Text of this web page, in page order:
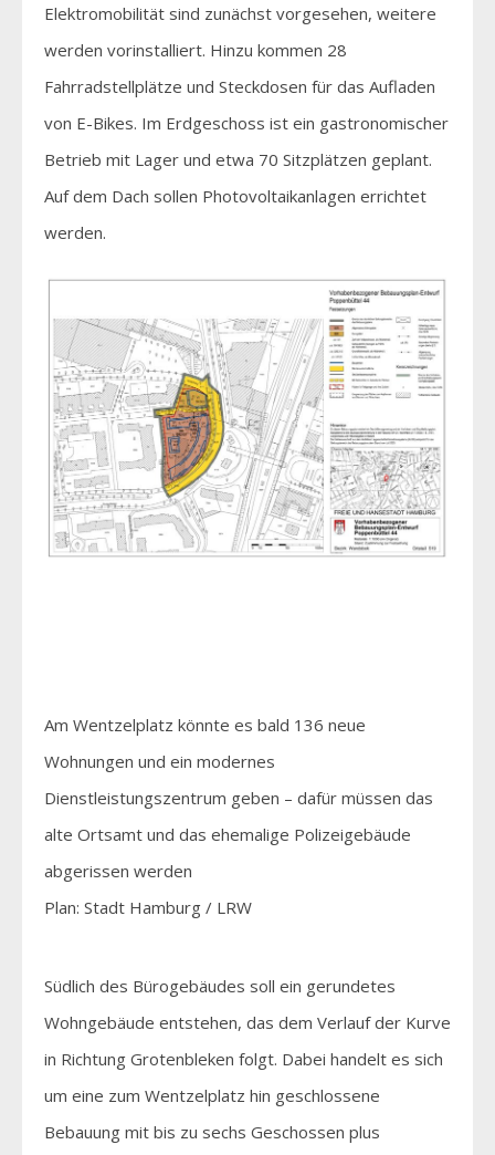
Elektromobilität sind zunächst vorgesehen, weitere
werden vorinstalliert. Hinzu kommen 28
Fahrradstellplätze und Steckdosen für das Aufladen
von E-Bikes. Im Erdgeschoss ist ein gastronomischer
Betrieb mit Lager und etwa 70 Sitzplätzen geplant.
Auf dem Dach sollen Photovoltaikanlagen errichtet
werden.
Am Wentzelplatz könnte es bald 136 neue
Wohnungen und ein modernes
Dienstleistungszentrum geben – dafür müssen das
alte Ortsamt und das ehemalige Polizeigebäude
abgerissen werden
Plan: Stadt Hamburg / LRW
Südlich des Bürogebäudes soll ein gerundetes
Wohngebäude entstehen, das dem Verlauf der Kurve
in Richtung Grotenbleken folgt. Dabei handelt es sich
um eine zum Wentzelplatz hin geschlossene
Bebauung mit bis zu sechs Geschossen plus